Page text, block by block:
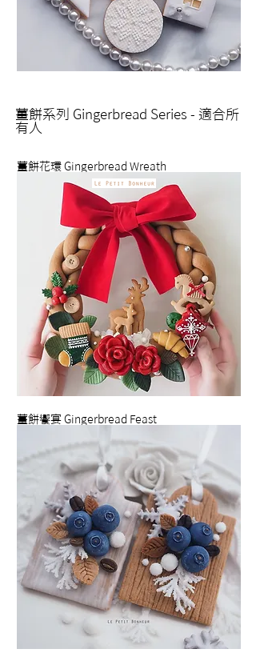
薑餅系列 Gingerbread Series - 適合所
有人
薑餅花環 Gingerbread Wreath
薑餅饗宴 Gingerbread Feast